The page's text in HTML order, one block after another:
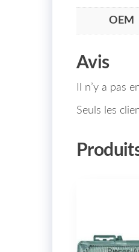
OEM
Avis
Il n’y a pas
Seuls les